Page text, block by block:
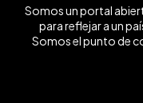
Somos un portal
para reflejar a un
Somos el punto de